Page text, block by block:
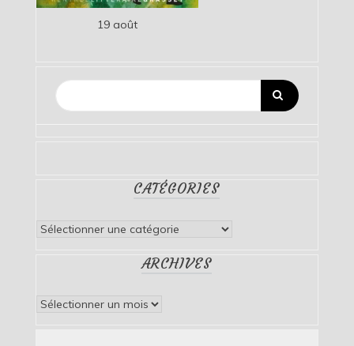
19 août
CATÉGORIES
Catégories
ARCHIVES
Archives